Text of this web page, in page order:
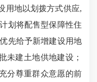
地以划拨方式供应,
划将配售型保障性住
先给予新增建设用地
未建土地供地建设；
分尊重群众意愿的前